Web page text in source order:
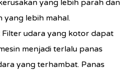
yang lebih parah dan
yang lebih mahal.
Filter udara yang kotor dapat
menjadi terlalu panas
yang terhambat. Panas